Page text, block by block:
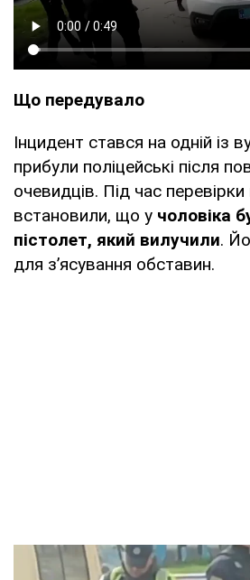
Що передувало
Інцидент стався на одній із
прибули поліцейські після
очевидців. Під час
встановили, що у чоловіка
пістолет, який вилучили.
для з’ясування обставин.